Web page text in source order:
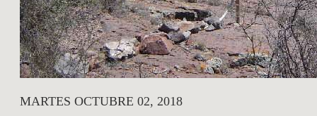
MARTES OCTUBRE 02, 2018